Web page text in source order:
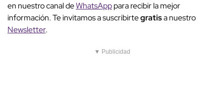
en nuestro canal deWhatsApppara recibir la mejor
información. Te invitamos a suscribirtegratisa nuestro
Newsletter.
▼ Publicidad